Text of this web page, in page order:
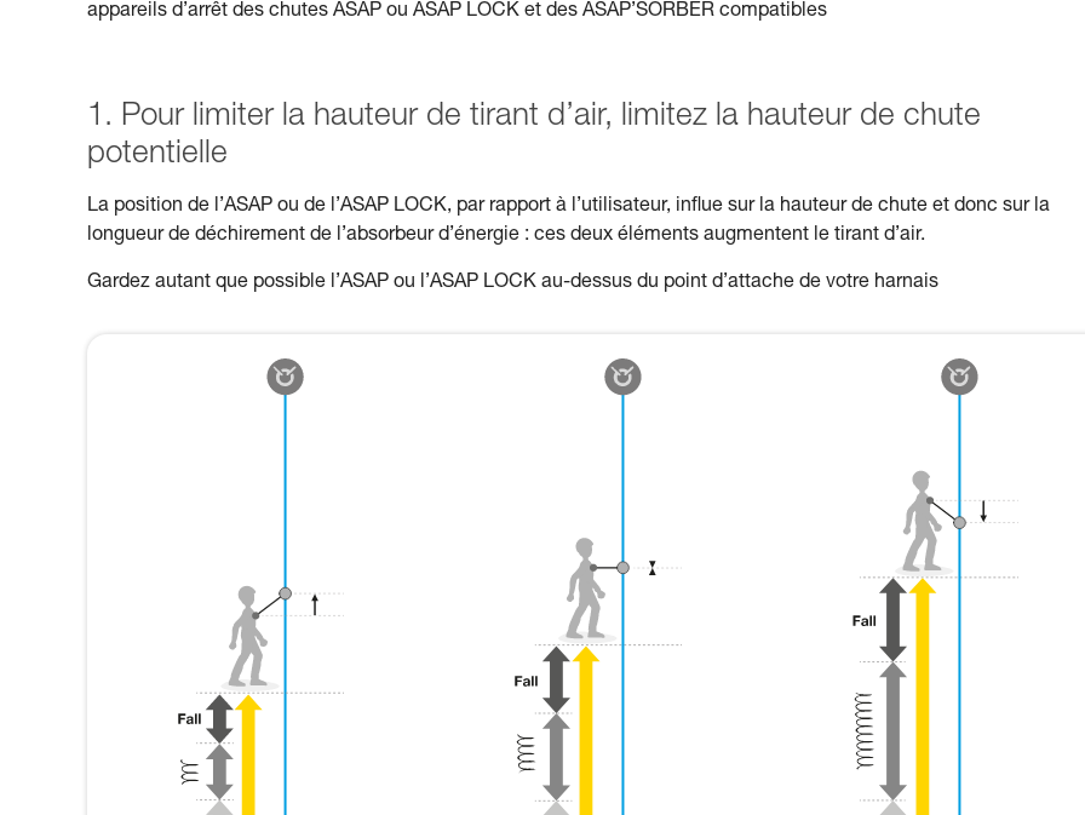
appareils d’arrêt des chutes ASAP ou ASAP LOCK et des ASAP’SORBER compatibles
1. Pour limiter la hauteur de tirant d’air, limitez la hauteur de chute
potentielle
La position de l’ASAP ou de l’ASAP LOCK, par rapport à l’utilisateur, influe sur la hauteur de chute et donc sur la
longueur de déchirement de l’absorbeur d’énergie : ces deux éléments augmentent le tirant d’air.
Gardez autant que possible l’ASAP ou l’ASAP LOCK au-dessus du point d’attache de votre harnais